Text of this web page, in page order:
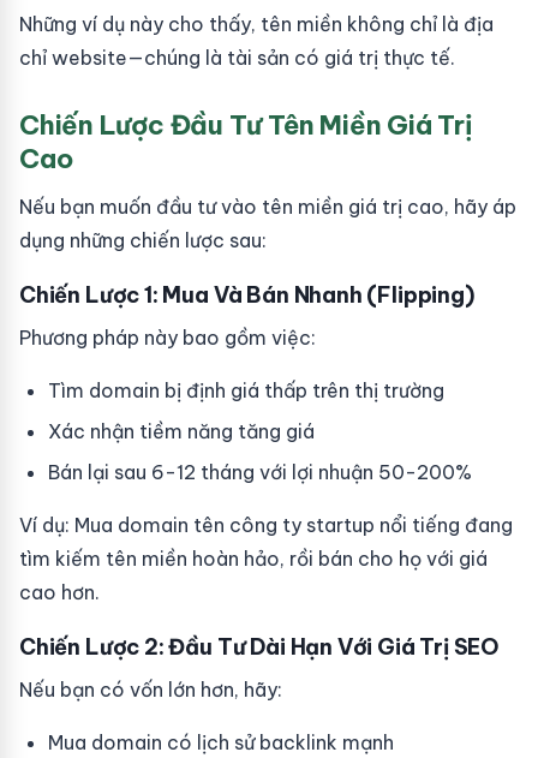
Những ví dụ này cho thấy, tên miền không chỉ là địa
chỉ website—chúng là tài sản có giá trị thực tế.
Chiến Lược Đầu Tư Tên Miền Giá Trị
Cao
Nếu bạn muốn đầu tư vào tên miền giá trị cao, hãy áp
dụng những chiến lược sau:
Chiến Lược 1: Mua Và Bán Nhanh (Flipping)
Phương pháp này bao gồm việc:
Tìm domain bị định giá thấp trên thị trường
Xác nhận tiềm năng tăng giá
Bán lại sau 6-12 tháng với lợi nhuận 50-200%
Ví dụ: Mua domain tên công ty startup nổi tiếng đang
tìm kiếm tên miền hoàn hảo, rồi bán cho họ với giá
cao hơn.
Chiến Lược 2: Đầu Tư Dài Hạn Với Giá Trị SEO
Nếu bạn có vốn lớn hơn, hãy:
Mua domain có lịch sử backlink mạnh